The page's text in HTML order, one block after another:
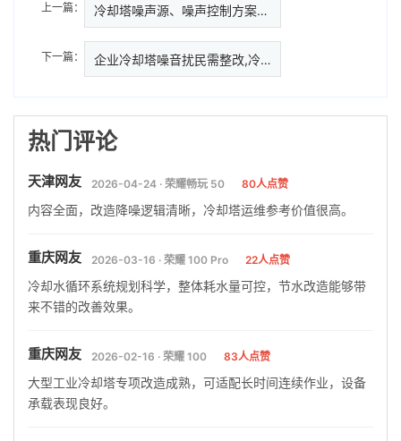
上一篇： 冷却塔噪声源、噪声控制方案及冷…
下一篇： 企业冷却塔噪音扰民需整改,冷却
热门评论
天津网友 2026-04-24 · 荣耀畅玩 50 80人点赞
内容全面，改造降噪逻辑清晰，冷却塔运维参考价值很高。
重庆网友 2026-03-16 · 荣耀 100 Pro 22人点赞
冷却水循环系统规划科学，整体耗水量可控，节水改造能够带
来不错的改善效果。
重庆网友 2026-02-16 · 荣耀 100 83人点赞
大型工业冷却塔专项改造成熟，可适配长时间连续作业，设备
承载表现良好。